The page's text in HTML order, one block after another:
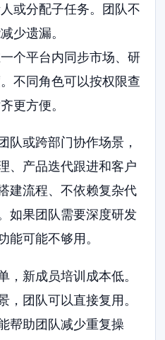
或分配子任务。团队不
少遗漏。
个平台内同步市场、研
不同角色可以按权限查
更方便。
队或跨部门协作场景，
、产品迭代跟进和客户
建流程、不依赖复杂代
如果团队需要深度研发
能可能不够用。
，新成员培训成本低。
，团队可以直接复用。
帮助团队减少重复操